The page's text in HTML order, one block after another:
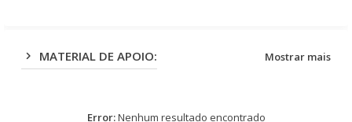
MATERIAL DE APOIO: Mostrar mais
Error:Nenhum resultado encontrado